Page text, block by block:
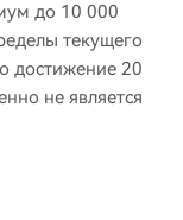
до 10 000
текущего
достижение 20
не является